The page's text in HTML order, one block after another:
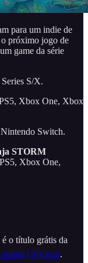
para um indie de
próximo jogo de
game da série
S/X.
Xbox One, Xbox
Switch.
STORM
Xbox One,
o título grátis da
quinta (16) aqui.